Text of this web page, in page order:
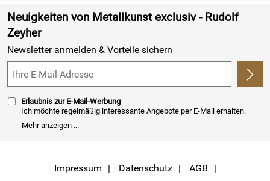
Retourenabwicklung
Lieferbedingungen
Kundenlogin
Neuigkeiten von Metallkunst exclusiv - Rudolf
Zeyher
Newsletter anmelden & Vorteile sichern
Erlaubnis zur E-Mail-Werbung
Ich möchte regelmäßig interessante Angebote per E-Mail erhalten.
Meine E-Mail-Adresse wird nicht an andere Unternehmen
weitergegeben. Zu statistischen Zwecken wird in anonymer Form
kann ich jederzeit mit Wirkung für die Zukunft widerrufen, indem ich
den Link "Abmelden" am Ende des Newsletters anklicke oder die Option
Mehr anzeigen ...
Impressum Datenschutz AGB